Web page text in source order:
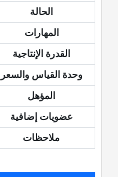
الحالة
المهارات
القدرة الإنتاجية
وحدة القياس والسعر
المؤهل
عضويات إضافية
ملاحظات